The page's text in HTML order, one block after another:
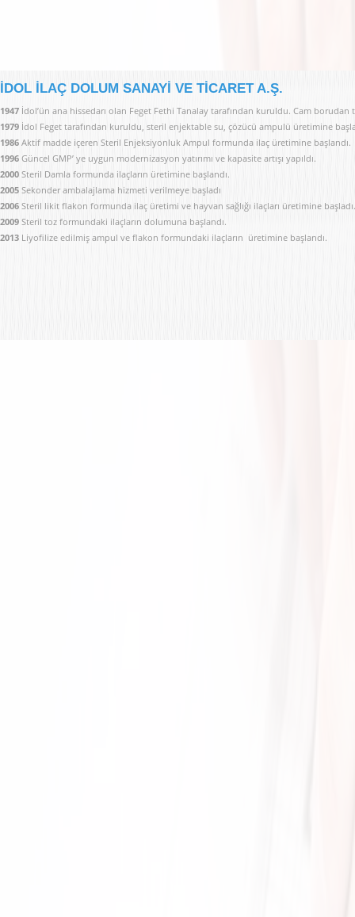
1947 İdol’ün ana hissedarı olan Feget Fethi Tanalay tarafından kuruldu. Cam
1979 İdol Feget tarafından kuruldu, steril enjektable su, çözücü ampulü üretimine
1986 Aktif madde içeren Steril Enjeksiyonluk Ampul formunda ilaç üretimine başlandı.
1996 Güncel GMP’ ye uygun modernizasyon yatırımı ve kapasite artışı yapıldı.
2000 Steril Damla formunda ilaçların üretimine başlandı.
2005 Sekonder ambalajlama hizmeti verilmeye başladı
2006 Steril likit flakon formunda ilaç üretimi ve hayvan sağlığı ilaçları üretimine başladı.
2009 Steril toz formundaki ilaçların dolumuna başlandı.
2013 Liyofilize edilmiş ampul ve flakon formundaki ilaçların üretimine başlandı.
İDOL İLAÇ DOLUM SANAYİ VE TİCARET A.Ş.